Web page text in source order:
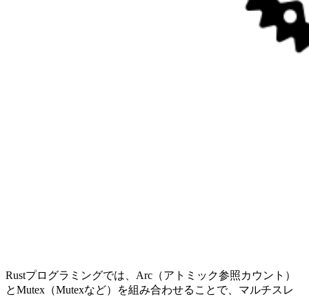
Rustプログラミングでは、Arc（アトミック参照カウント）
とMutex（Mutexなど）を組み合わせることで、マルチスレ